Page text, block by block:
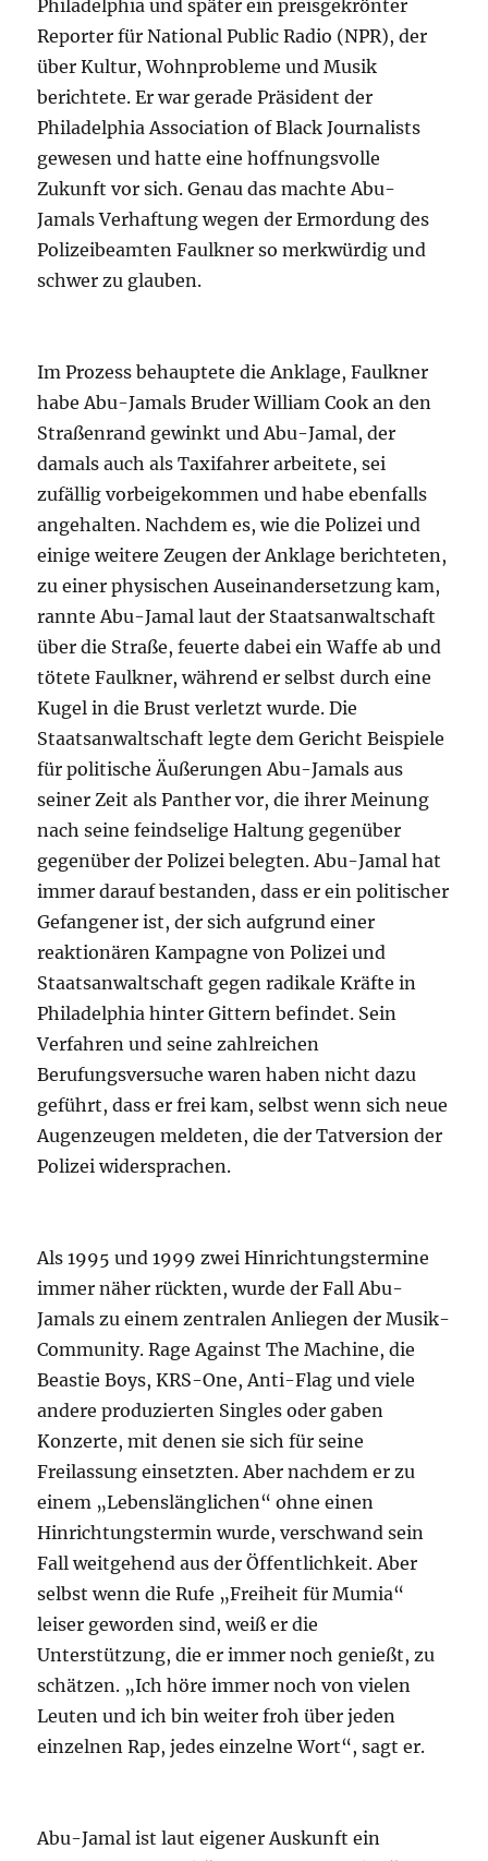
Philadelphia und später ein preisgekrönter
Reporter für National Public Radio (NPR), der
über Kultur, Wohnprobleme und Musik
berichtete. Er war gerade Präsident der
Philadelphia Association of Black Journalists
gewesen und hatte eine hoffnungsvolle
Zukunft vor sich. Genau das machte Abu-
Jamals Verhaftung wegen der Ermordung des
Polizeibeamten Faulkner so merkwürdig und
schwer zu glauben.
Im Prozess behauptete die Anklage, Faulkner
habe Abu-Jamals Bruder William Cook an den
Straßenrand gewinkt und Abu-Jamal, der
damals auch als Taxifahrer arbeitete, sei
zufällig vorbeigekommen und habe ebenfalls
angehalten. Nachdem es, wie die Polizei und
einige weitere Zeugen der Anklage berichteten,
zu einer physischen Auseinandersetzung kam,
rannte Abu-Jamal laut der Staatsanwaltschaft
über die Straße, feuerte dabei ein Waffe ab und
tötete Faulkner, während er selbst durch eine
Kugel in die Brust verletzt wurde. Die
Staatsanwaltschaft legte dem Gericht Beispiele
für politische Äußerungen Abu-Jamals aus
seiner Zeit als Panther vor, die ihrer Meinung
nach seine feindselige Haltung gegenüber
gegenüber der Polizei belegten. Abu-Jamal hat
immer darauf bestanden, dass er ein politischer
Gefangener ist, der sich aufgrund einer
reaktionären Kampagne von Polizei und
Staatsanwaltschaft gegen radikale Kräfte in
Philadelphia hinter Gittern befindet. Sein
Verfahren und seine zahlreichen
Berufungsversuche waren haben nicht dazu
geführt, dass er frei kam, selbst wenn sich neue
Augenzeugen meldeten, die der Tatversion der
Polizei widersprachen.
Als 1995 und 1999 zwei Hinrichtungstermine
immer näher rückten, wurde der Fall Abu-
Jamals zu einem zentralen Anliegen der Musik-
Community. Rage Against The Machine, die
Beastie Boys, KRS-One, Anti-Flag und viele
andere produzierten Singles oder gaben
Konzerte, mit denen sie sich für seine
Freilassung einsetzten. Aber nachdem er zu
einem „Lebenslänglichen“ ohne einen
Hinrichtungstermin wurde, verschwand sein
Fall weitgehend aus der Öffentlichkeit. Aber
selbst wenn die Rufe „Freiheit für Mumia“
leiser geworden sind, weiß er die
Unterstützung, die er immer noch genießt, zu
schätzen. „Ich höre immer noch von vielen
Leuten und ich bin weiter froh über jeden
einzelnen Rap, jedes einzelne Wort“, sagt er.
Abu-Jamal ist laut eigener Auskunft ein